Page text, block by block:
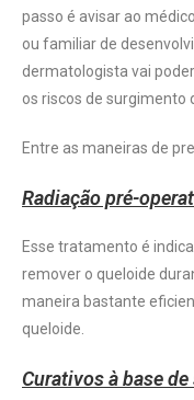
passo é avisar ao
ou familiar de
dermatologista vai
os riscos de surgimento
Entre as maneiras de
Radiação pré-
Esse tratamento é
remover o queloide
maneira bastante
queloide.
Curativos à base